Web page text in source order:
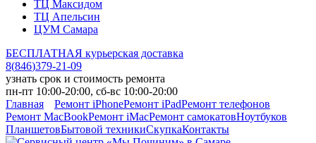
ТЦ Максидом
ТЦ Апельсин
ЦУМ Самара
БЕСПЛАТНАЯ курьерская доставка
8(846)379-21-09
узнать срок и стоимость ремонта
пн-пт 10:00-20:00, сб-вс 10:00-20:00
Главная
Ремонт iPhoneРемонт iPadРемонт телефонов
Ремонт MacBookРемонт iMacРемонт самокатовНоутбуков
ПланшетовБытовой техникиСкупкаКонтакты